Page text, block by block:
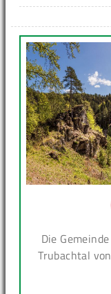
Die
Trubachtal